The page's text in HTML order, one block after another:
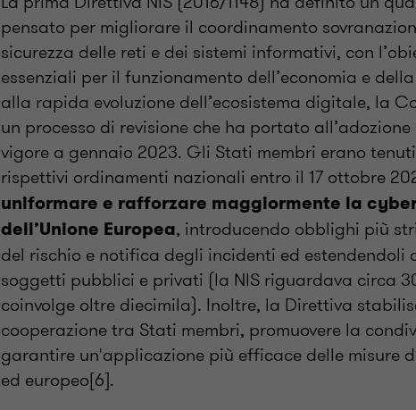
pensato per migliorare il coordinamento
sicurezza delle reti e dei sistemi informativi, con
essenziali per il funzionamento dell’economia e
alla rapida evoluzione dell’ecosistema digitale, la
un processo di revisione che ha portato
vigore a gennaio 2023. Gli Stati membri erano
rispettivi ordinamenti nazionali entro il 17 ottobre
uniformare e rafforzare maggiormente la
dell’Unione Europea, introducendo obblighi più
del rischio e notifica degli incidenti ed estendendoli
soggetti pubblici e privati (la NIS riguardava circa
coinvolge oltre diecimila). Inoltre, la Direttiva
cooperazione tra Stati membri, promuovere la
garantire un'applicazione più efficace delle misure
ed europeo[6].